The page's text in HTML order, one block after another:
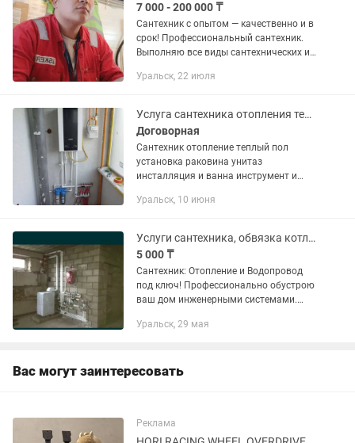
7 000 - 200 000 ₸
Сантехник с опытом — качественно и в
срок! Профессиональный сантехник.
Выполняю все виды сантехнических и
домах и офисах. Основные
радиаторов...
Уральск, 22 июля
Услуга сантехника отопления теплый пол установка раковина унитаз и ванны
Договорная
Сантехник отопление теплый пол
установка раковина унитаз
инсталляция и ванна инструмент и
работа газопровод водопровод и
Уральск, 10 июня
Услуги сантехника, обвязка котла, промывка системы отопления
5 000 ₸
Сантехник: Отопление и Водопровод
под ключ! Профессионально обустрою
ваш дом инженерными системами.
срок. Виды работ: Отопление: Полный
Уральск, 29 мая
Вас могут заинтересовать
Реклама